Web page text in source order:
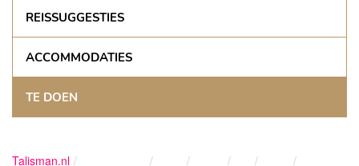
REISSUGGESTIES
ACCOMMODATIES
TE DOEN
Talisman.nl